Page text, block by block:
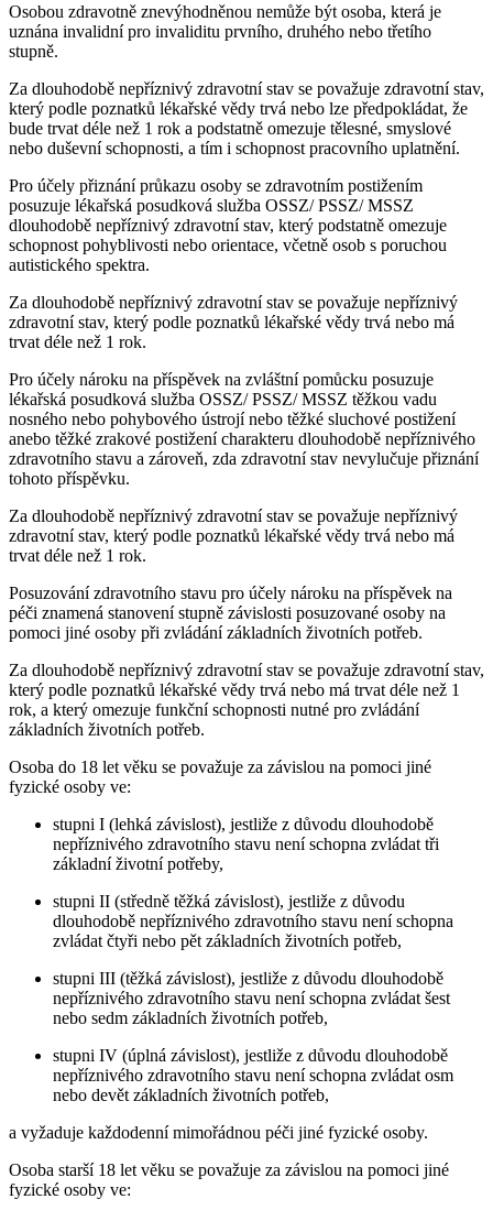
Osobou zdravotně znevýhodněnou nemůže být osoba, která je
uznána invalidní pro invaliditu prvního, druhého nebo třetího
stupně.
Za dlouhodobě nepříznivý zdravotní stav se považuje zdravotní stav,
který podle poznatků lékařské vědy trvá nebo lze předpokládat, že
bude trvat déle než 1 rok a podstatně omezuje tělesné, smyslové
nebo duševní schopnosti, a tím i schopnost pracovního uplatnění.
Pro účely přiznání průkazu osoby se zdravotním postižením
posuzuje lékařská posudková služba OSSZ/ PSSZ/ MSSZ
dlouhodobě nepříznivý zdravotní stav, který podstatně omezuje
schopnost pohyblivosti nebo orientace, včetně osob s poruchou
autistického spektra.
Za dlouhodobě nepříznivý zdravotní stav se považuje nepříznivý
zdravotní stav, který podle poznatků lékařské vědy trvá nebo má
trvat déle než 1 rok.
Pro účely nároku na příspěvek na zvláštní pomůcku posuzuje
lékařská posudková služba OSSZ/ PSSZ/ MSSZ těžkou vadu
nosného nebo pohybového ústrojí nebo těžké sluchové postižení
anebo těžké zrakové postižení charakteru dlouhodobě nepříznivého
zdravotního stavu a zároveň, zda zdravotní stav nevylučuje přiznání
tohoto příspěvku.
Za dlouhodobě nepříznivý zdravotní stav se považuje nepříznivý
zdravotní stav, který podle poznatků lékařské vědy trvá nebo má
trvat déle než 1 rok.
Posuzování zdravotního stavu pro účely nároku na příspěvek na
péči znamená stanovení stupně závislosti posuzované osoby na
pomoci jiné osoby při zvládání základních životních potřeb.
Za dlouhodobě nepříznivý zdravotní stav se považuje zdravotní stav,
který podle poznatků lékařské vědy trvá nebo má trvat déle než 1
rok, a který omezuje funkční schopnosti nutné pro zvládání
základních životních potřeb.
Osoba do 18 let věku se považuje za závislou na pomoci jiné
fyzické osoby ve:
stupni I (lehká závislost), jestliže z důvodu dlouhodobě
nepříznivého zdravotního stavu není schopna zvládat tři
základní životní potřeby,
stupni II (středně těžká závislost), jestliže z důvodu
dlouhodobě nepříznivého zdravotního stavu není schopna
zvládat čtyři nebo pět základních životních potřeb,
stupni III (těžká závislost), jestliže z důvodu dlouhodobě
nepříznivého zdravotního stavu není schopna zvládat šest
nebo sedm základních životních potřeb,
stupni IV (úplná závislost), jestliže z důvodu dlouhodobě
nepříznivého zdravotního stavu není schopna zvládat osm
nebo devět základních životních potřeb,
a vyžaduje každodenní mimořádnou péči jiné fyzické osoby.
Osoba starší 18 let věku se považuje za závislou na pomoci jiné
fyzické osoby ve: